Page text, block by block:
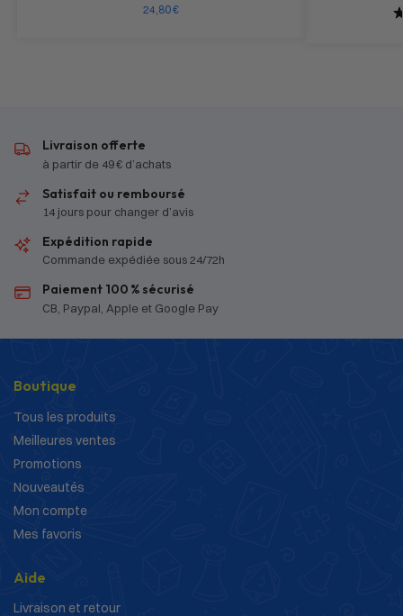
24,80€
Livraison offerte
à partir de 49 € d’achats
Satisfait ou remboursé
14 jours pour changer d’avis
Expédition rapide
Commande expédiée sous 24/72h
Paiement 100 % sécurisé
CB, Paypal, Apple et Google Pay
Boutique
Tous les produits
Meilleures ventes
Promotions
Nouveautés
Mon compte
Mes favoris
Aide
Livraison et retour